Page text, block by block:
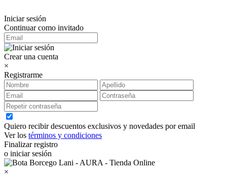
Iniciar sesión
Continuar como invitado
Crear una cuenta
×
Registrarme
Quiero recibir descuentos exclusivos y novedades por email
Ver los términos y condiciones
Finalizar registro
o iniciar sesión
×